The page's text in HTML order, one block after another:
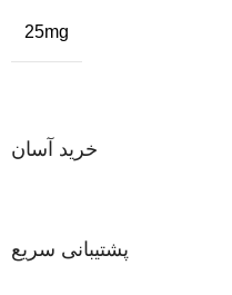
25mg
خرید آسان
پشتیبانی سریع